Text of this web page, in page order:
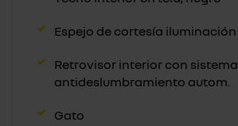
Espejo de cortesía iluminación
Retrovisor interior con sistema
antideslumbramiento autom.
Gato